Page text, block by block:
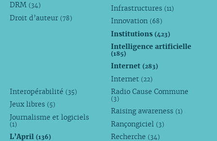
DRM (34)
Droit d’auteur (78)
Infrastructures (11)
Innovation (68)
Institutions(423)
Intelligence artificielle
(185)
Internet(283)
Internet (22)
Interopérabilité (35)
Jeux libres (5)
Journalisme et logiciels
(1)
L’April (136)
Radio Cause Commune
(3)
Raising awareness (1)
Rançongiciel (3)
Recherche (34)